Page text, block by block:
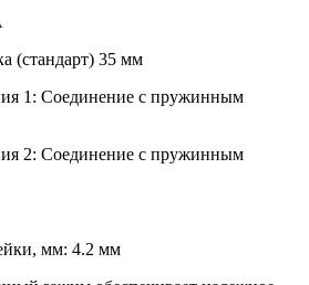
(стандарт) 35 мм
1: Соединение с пружинным
2: Соединение с пружинным
мм: 4.2 мм